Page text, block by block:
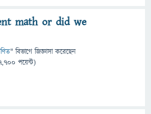
math or did we
" বিভাগে জিজ্ঞাসাকরেছেন
পয়েন্ট)